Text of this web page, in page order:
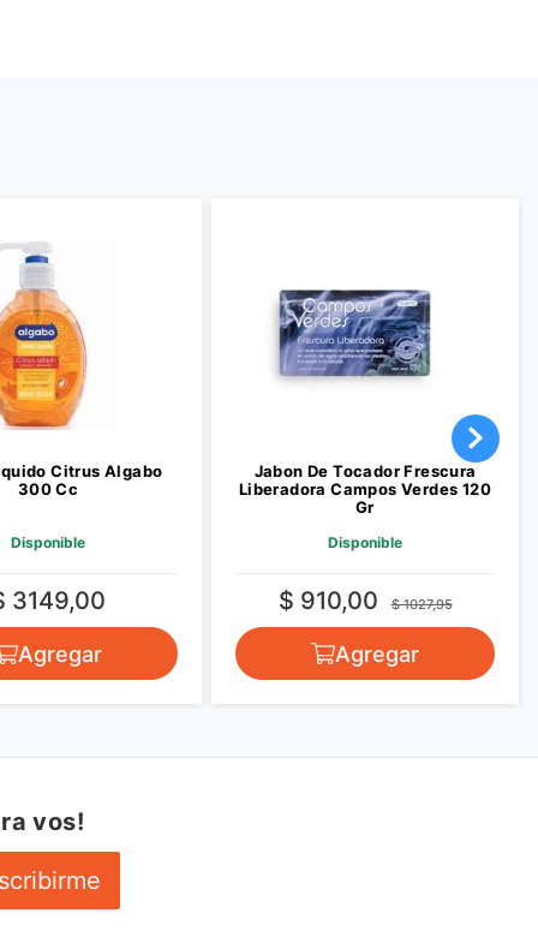
Citrus Algabo
300 Cc
Disponible
3149,00
Agregar
Jabon De Tocador Frescura
Liberadora Campos Verdes 120
Gr
Disponible
$ 910,00 $ 1027,95
Agregar
vos!